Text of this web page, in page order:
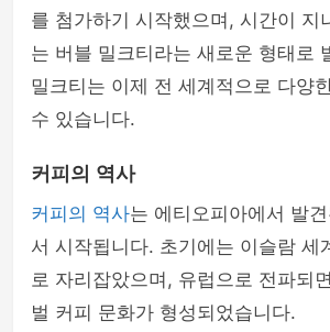
를 첨가하기 시작했으며, 시간이 지
는 버블 밀크티라는 새로운 형태로
밀크티는 이제 전 세계적으로 다양
수 있습니다.
커피의 역사
커피의 역사는 에티오피아에서 발
서 시작됩니다. 초기에는 이슬람 세
로 자리잡았으며, 유럽으로 전파되
벌 커피 문화가 형성되었습니다.